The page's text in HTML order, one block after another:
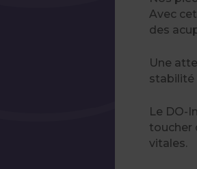
Avec
des
Une
stabilité
Le DO-
toucher
vitales.